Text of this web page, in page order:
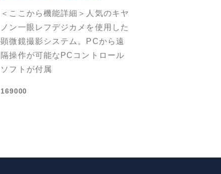
＜ここから機能詳細＞人気のキヤ
ノン一眼レフデジカメを使用した
顕微鏡撮影システム。PCから遠
隔操作が可能なPCコントロール
ソフトが付属
169000